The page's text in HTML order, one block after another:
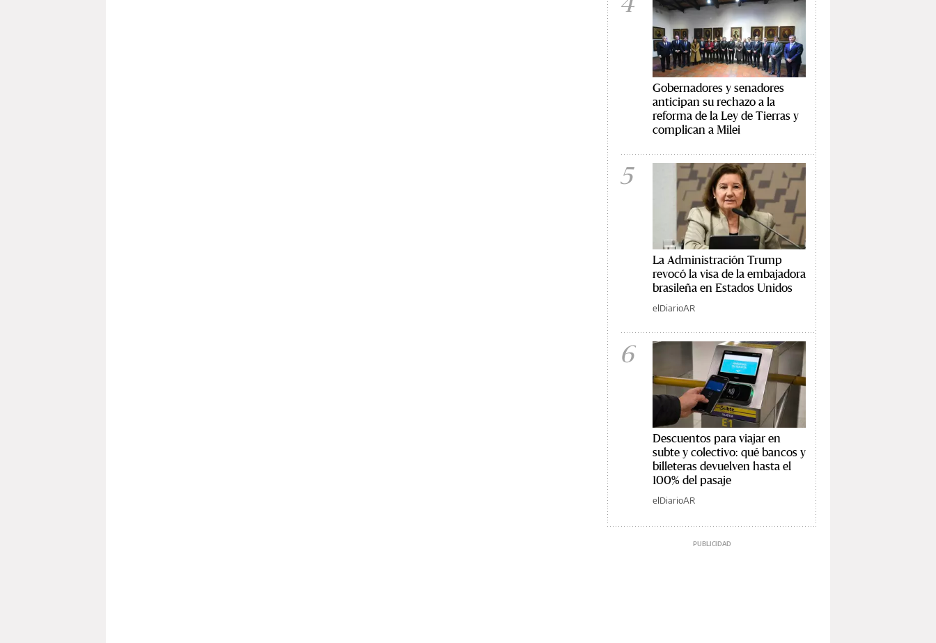
Gobernadores y senadores
anticipan su rechazo a la
reforma de la Ley de Tierras y
complican a Milei
5
La Administración Trump
revocó la visa de la embajadora
brasileña en Estados Unidos
elDiarioAR
6
Descuentos para viajar en
subte y colectivo: qué bancos y
billeteras devuelven hasta el
100% del pasaje
elDiarioAR